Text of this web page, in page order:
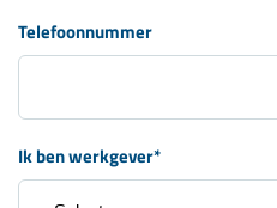
Telefoonnummer
Ik ben werkgever*